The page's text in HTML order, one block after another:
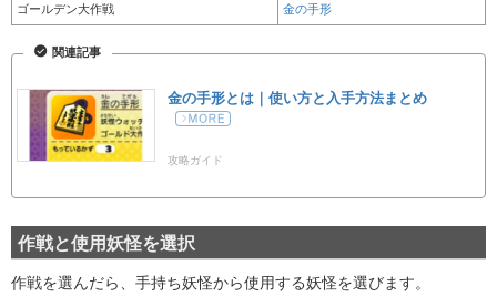
ゴールデン大作戦 金の手形
関連記事
金の手形とは｜使い方と入手方法まとめ
攻略ガイド
作戦と使用妖怪を選択
作戦を選んだら、手持ち妖怪から使用する妖怪を選びます。